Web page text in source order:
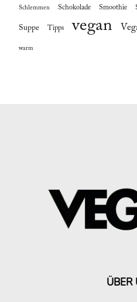
Schlemmen Schokolade Smoothie
Suppe Tipps vegan
warm
ÜBER